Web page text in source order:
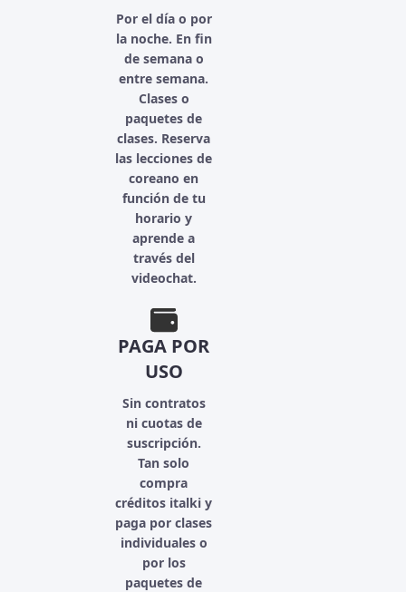
Por el día o por
la noche. En fin
de semana o
entre semana.
Clases o
paquetes de
clases. Reserva
las lecciones de
coreano en
función de tu
horario y
aprende a
través del
videochat.
PAGA POR
USO
Sin contratos
ni cuotas de
suscripción.
Tan solo
compra
créditos italki y
paga por clases
individuales o
por los
paquetes de